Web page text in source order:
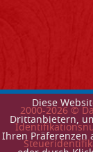
Diese
Drittanbietern,
Ihren Präferenzen
2000-2026©